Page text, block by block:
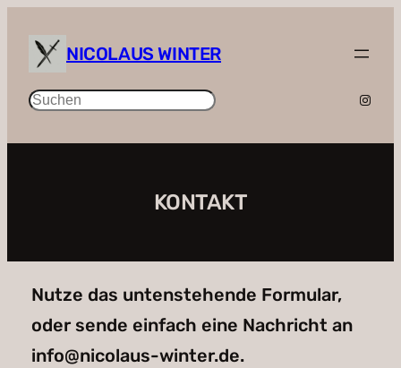
Inhalt
springen
NICOLAUS WINTER
Suchen
KONTAKT
Nutze das untenstehende Formular,
oder sende einfach eine Nachricht an
info@nicolaus-winter.de.